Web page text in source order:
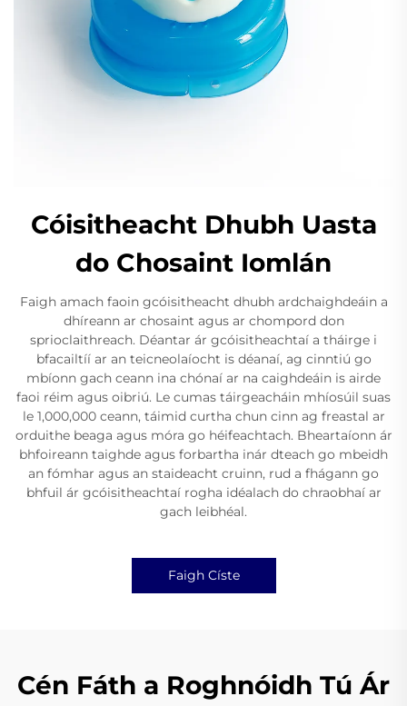
Cóisitheacht Dhubh Uasta
do Chosaint Iomlán
Faigh amach faoin gcóisitheacht dhubh ardchaighdeáin a
dhíreann ar chosaint agus ar chompord don
sprioclaithreach. Déantar ár gcóisitheachtaí a tháirge i
bfacailtíí ar an teicneolaíocht is déanaí, ag cinntiú go
mbíonn gach ceann ina chónaí ar na caighdeáin is airde
faoi réim agus oibriú. Le cumas táirgeacháin mhíosúil suas
le 1,000,000 ceann, táimid curtha chun cinn ag freastal ar
orduithe beaga agus móra go héifeachtach. Bheartaíonn ár
bhfoireann taighde agus forbartha inár dteach go mbeidh
an fómhar agus an staideacht cruinn, rud a fhágann go
bhfuil ár gcóisitheachtaí rogha idéalach do chraobhaí ar
gach leibhéal.
Faigh Císte
Cén Fáth a Roghnóidh Tú Ár